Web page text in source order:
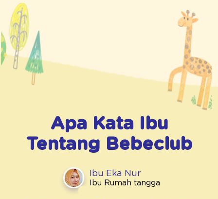
Apa Kata Ibu
Tentang Bebeclub
Ibu Eka Nur
Ibu Rumah tangga